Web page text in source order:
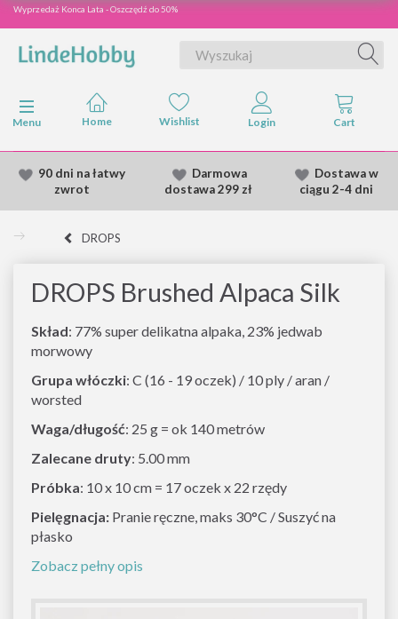
Wyprzedaż Konca Lata - Oszczędź do 50%
Przełącz nawigację
Menu
90 dni na łatwy
zwrot
Darmowa
dostawa299 zł
Dostawaw
ciągu 2-4 dni
DROPS
DROPS Brushed Alpaca Silk
Skład: 77% super delikatna alpaka, 23% jedwab
morwowy
Grupa włóczki: C (16 - 19 oczek) / 10 ply / aran /
worsted
Waga/długość: 25 g = ok 140 metrów
Zalecane druty: 5.00 mm
Próbka: 10 x 10 cm = 17 oczek x 22 rzędy
Pielęgnacja: Pranie ręczne, maks 30°C / Suszyć na
płasko
Zobacz pełny opis